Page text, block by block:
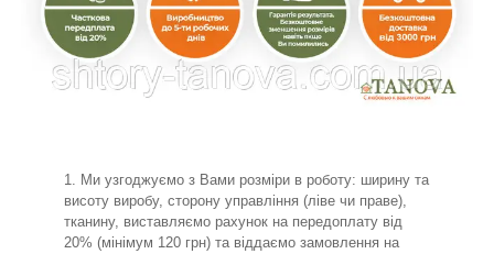
Ми узгоджуємо з Вами розміри в роботу: ширину та
висоту виробу, сторону управління (ліве чи праве),
тканину, виставляємо рахунок на передоплату від
20% (мінімум 120 грн) та віддаємо замовлення на